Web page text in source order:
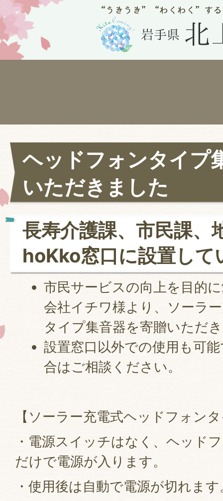
ヘッドフォンタイプ
いただきました
長寿介護課、市民課、
hoKko窓口に設置して
市民サービスの向上を目的
会社イチワ様より、ソーラ
タイプ集音器を寄贈いただ
設置窓口以外での使用も可
合はご相談ください。
【ソーラー充電式ヘッドフォン
・電源スイッチはなく、ヘッド
だけで電源が入ります。
・使用後は自動で電源が切れます